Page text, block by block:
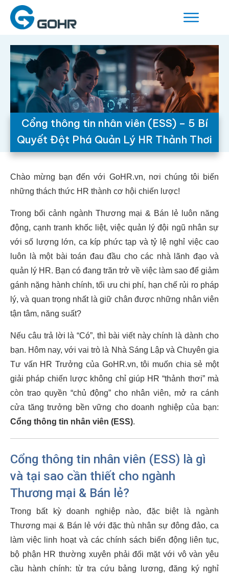
Cổng thông tin nhân viên (ESS) – 5 Bí
Quyết Đột Phá Quản Lý HR Thảnh Thơi
Chào mừng bạn đến với GoHR.vn, nơi chúng tôi biến
những thách thức HR thành cơ hội chiến lược!
Trong bối cảnh ngành Thương mại & Bán lẻ luôn năng
động, cạnh tranh khốc liệt, việc quản lý đội ngũ nhân sự
với số lượng lớn, ca kíp phức tạp và tỷ lệ nghỉ việc cao
luôn là một bài toán đau đầu cho các nhà lãnh đạo và
quản lý HR. Bạn có đang trăn trở về việc làm sao để giảm
gánh nặng hành chính, tối ưu chi phí, hạn chế rủi ro pháp
lý, và quan trọng nhất là giữ chân được những nhân viên
tận tâm, năng suất?
Nếu câu trả lời là “Có”, thì bài viết này chính là dành cho
bạn. Hôm nay, với vai trò là Nhà Sáng Lập và Chuyên gia
Tư vấn HR Trưởng của GoHR.vn, tôi muốn chia sẻ một
giải pháp chiến lược không chỉ giúp HR “thảnh thơi” mà
còn trao quyền “chủ động” cho nhân viên, mở ra cánh
cửa tăng trưởng bền vững cho doanh nghiệp của bạn:
Cổng thông tin nhân viên (ESS).
Cổng thông tin nhân viên (ESS) là gì
và tại sao cần thiết cho ngành
Thương mại & Bán lẻ?
Trong bất kỳ doanh nghiệp nào, đặc biệt là ngành
Thương mại & Bán lẻ với đặc thù nhân sự đông đảo, ca
làm việc linh hoạt và các chính sách biến động liên tục,
bộ phận HR thường xuyên phải đối mặt với vô vàn yêu
cầu hành chính: từ tra cứu bảng lương, đăng ký nghỉ